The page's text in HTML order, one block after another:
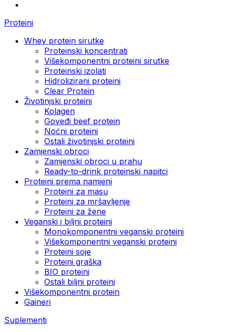
Proteini
Whey protein sirutke
Proteinski koncentrati
Višekomponentni proteini sirutke
Proteinski izolati
Hidrolizirani proteini
Clear Protein
Životinjski proteini
Kolagen
Goveđi beef protein
Noćni proteini
Ostali životinjski proteini
Zamjenski obroci
Zamjenski obroci u prahu
Ready-to-drink proteinski napitci
Proteini prema namjeni
Proteini za masu
Proteini za mršavljenje
Proteini za žene
Veganski i biljni proteini
Monokomponentni veganski proteini
Višekomponentni veganski proteini
Proteini soje
Proteini graška
BIO proteini
Ostali biljni proteini
Višekomponentni protein
Gaineri
Suplementi